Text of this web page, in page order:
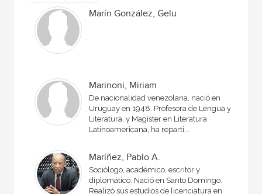
Editora
Escritor
Escritora
Prologuista
Traductor
Marín González, Gelu
Marinoni, Miriam
De nacionalidad venezolana, nació en
Uruguay en 1948. Profesora de Lengua y
Literatura, y Magíster en Literatura
Latinoamericana, ha reparti...
Maríñez, Pablo A.
Sociólogo, académico, escritor y
diplomático. Nació en Santo Domingo.
Realizó sus estudios de licenciatura en